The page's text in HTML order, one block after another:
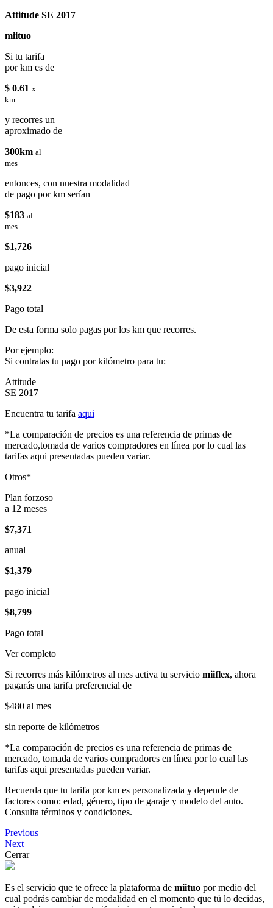
Attitude SE 2017
miituo
Si tu tarifa
por km es de
$ 0.61 x
km
y recorres un
aproximado de
300km al
mes
entonces, con nuestra modalidad
de pago por km serían
$183 al
mes
$1,726
pago inicial
$3,922
Pago total
De esta forma solo pagas por los km que recorres.
Por ejemplo:
Si contratas tu pago por kilómetro para tu:
Attitude
SE 2017
Encuentra tu tarifa aqui
*La comparación de precios es una referencia de primas de
mercado,tomada de varios compradores en línea por lo cual las
tarifas aqui presentadas pueden variar.
Otros*
Plan forzoso
a 12 meses
$7,371
anual
$1,379
pago inicial
$8,799
Pago total
Ver completo
Si recorres más kilómetros al mes activa tu servicio miiflex, ahora
pagarás una tarifa preferencial de
$480 al mes
sin reporte de kilómetros
*La comparación de precios es una referencia de primas de
mercado, tomada de varios compradores en línea por lo cual las
tarifas aqui presentadas pueden variar.
Recuerda que tu tarifa por km es personalizada y depende de
factores como: edad, género, tipo de garaje y modelo del auto.
Consulta términos y condiciones.
Previous
Next
Cerrar
Es el servicio que te ofrece la plataforma de miituo por medio del
cual podrás cambiar de modalidad en el momento que tú lo decidas,